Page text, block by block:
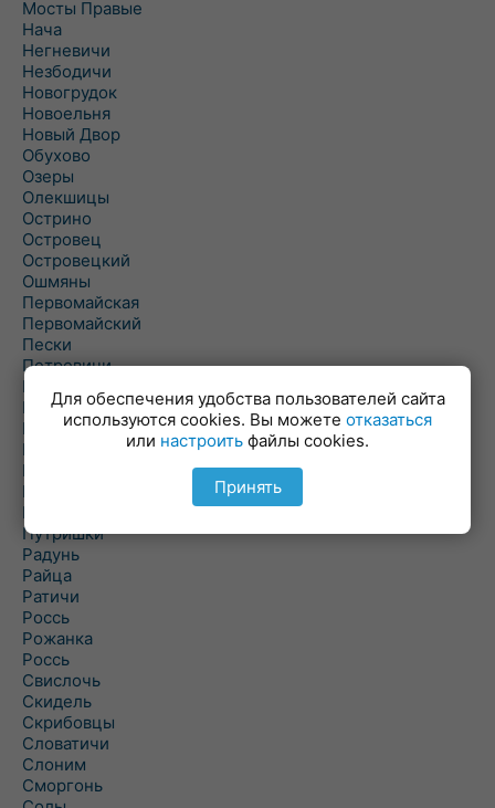
Мосты Правые
Нача
Негневичи
Незбодичи
Новогрудок
Новоельня
Новый Двор
Обухово
Озеры
Олекшицы
Острино
Островец
Островецкий
Ошмяны
Первомайская
Первомайский
Пески
Петревичи
Погородно
Пограничный
Подлабенье
Подольцы
Подороск
Поречье
Порозово
Путришки
Радунь
Райца
Ратичи
Роcсь
Рожанка
Россь
Свислочь
Скидель
Скрибовцы
Словатичи
Слоним
Сморгонь
Для обеспечения удобства пользователей сайта
используются cookies. Вы можете отказаться
или настроить файлы cookies.
Принять